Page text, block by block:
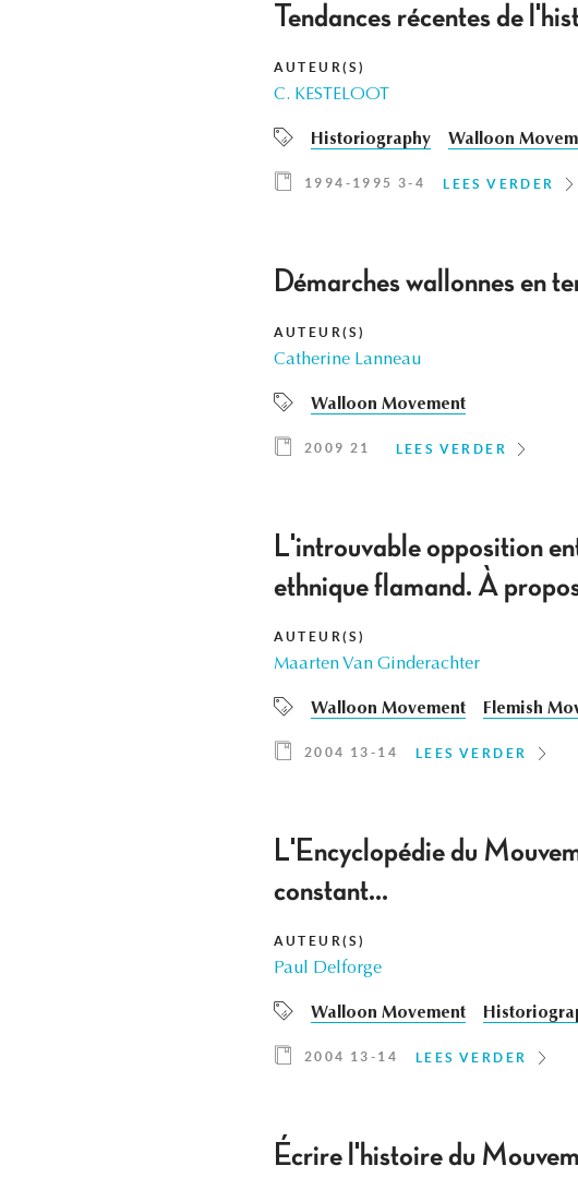
Tendances récentes de
AUTEUR(S)
C. KESTELOOT
Historiography Walloon
1994-1995 3-4 LEES VERDER
Démarches wallonnes en
AUTEUR(S)
Catherine Lanneau
Walloon Movement
2009 21 LEES VERDER
L'introuvable opposition
ethnique flamand. À
AUTEUR(S)
Maarten Van Ginderachter
Walloon Movement Flemish
2004 13-14 LEES VERDER
L'Encyclopédie du
constant...
AUTEUR(S)
Paul Delforge
Walloon Movement
2004 13-14 LEES VERDER
Écrire l'histoire du